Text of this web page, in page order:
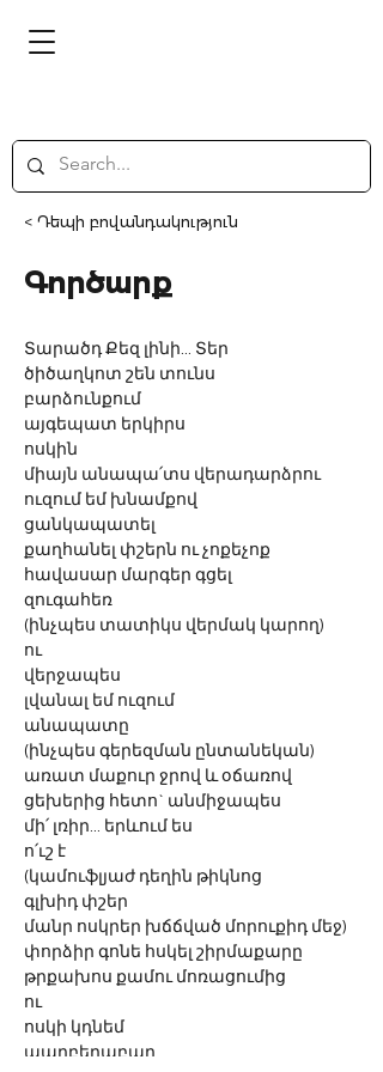
< Դեպի բովանդակություն
Գործարք
Տարածդ Քեզ լինի... Տեր
ծիծաղկոտ շեն տունս
բարձունքում
այգեպատ երկիրս
ոսկին
միայն անապա՛տս վերադարձրու
ուզում եմ խնամքով
ցանկապատել
քաղհանել փշերն ու չոքեչոք
հավասար մարգեր գցել
զուգահեռ
(ինչպես տատիկս վերմակ կարող)
ու
վերջապես
լվանալ եմ ուզում
անապատը
(ինչպես գերեզման ընտանեկան)
առատ մաքուր ջրով և օճառով
ցեխերից հետո` անմիջապես
մի՛ լռիր... երևում ես
ո՛ւշ է
(կամուֆլյաժ դեղին թիկնոց
գլխիդ փշեր
մանր ոսկրեր խճճված մորուքիդ մեջ)
փորձիր գոնե հսկել շիրմաքարը
թրքախոս քամու մոռացումից
ու
ոսկի կդնեմ
պարբերաբար